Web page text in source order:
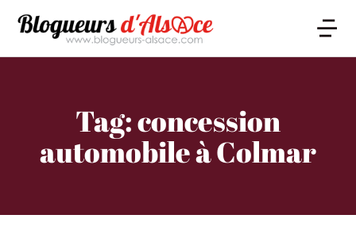
Tag: concession
automobile à Colmar